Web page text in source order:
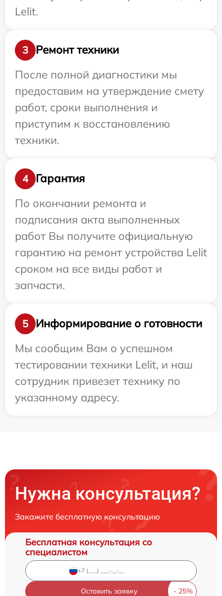
Lelit.
3
Ремонт техники
После полной диагностики мы
предоставим на утверждение смету
работ, сроки выполнения и
приступим к восстановлению
техники.
4
Гарантия
По окончании ремонта и
подписания акта выполненных
работ Вы получите официальную
гарантию на ремонт устройства Lelit
сроком на все виды работ и
запчасти.
5
Информирование о готовности
Мы сообщим Вам о успешном
тестировании техники Lelit, и наш
сотрудник привезет технику по
указанному адресу.
Нужна консультация?
Закажите бесплатную консультацию
Бесплатная консультация со
специалистом
Оставить заявку